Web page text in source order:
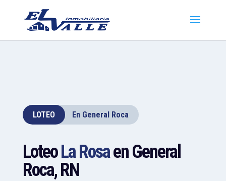
LOTEO En General Roca
LoteoLa Rosaen General
Roca, RN